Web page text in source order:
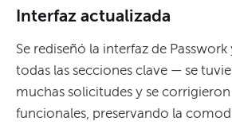
Interfaz actualizada
Se rediseñó la interfaz de
todas las secciones clave — se
muchas solicitudes y se
funcionales, preservando la